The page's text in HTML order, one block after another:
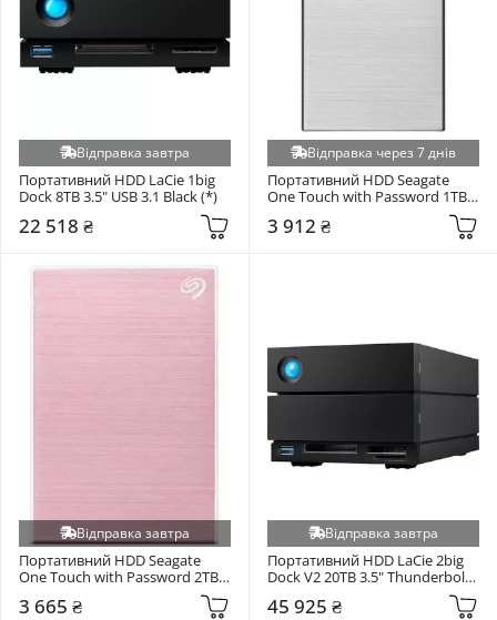
Відправка завтра
Портативний HDD LaCie 1big
Dock 8TB 3.5" USB 3.1 Black (*)
22 518 ₴
Відправка через 7 днів
Портативний HDD Seagate
One Touch with Password 1TB
(STKY1000401)
3 912 ₴
Відправка завтра
Портативний HDD Seagate
One Touch with Password 2TB
2.5" USB 3.0 Pink (STKY2000405)
3 665 ₴
Відправка завтра
Портативний HDD LaCie 2big
Dock V2 20TB 3.5" Thunderbolt
45 925 ₴